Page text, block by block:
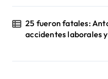
25 fueron fatales:
accidentes laborales